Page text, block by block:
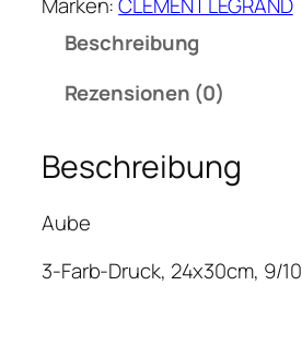
N
R
A
N
–
Beschreibung
Rezensionen (0)
Beschreibung
Aube
3-Farb-Druck, 24x30cm, 9/10